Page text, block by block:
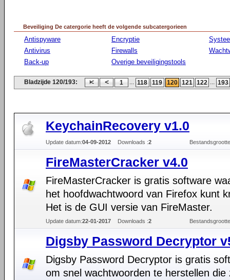
Beveiliging De catergorie heeft de volgende subcatergorieen
Antispyware
Antivirus
Back-up
Encryptie
Firewalls
Overige beveiligingstools
Bladzijde 120/193: 1 ... 118 119 120 121 122 ... 193
KeychainRecovery v1.0
Update datum:04-09-2012 Downloads :2
FireMasterCracker v4.0
FireMasterCracker is gratis software
het hoofdwachtwoord van Firefox kunt
Het is de GUI versie van FireMaster.
Update datum:22-01-2017 Downloads :2
Digsby Password Decryptor
Digsby Password Decryptor is gratis
om snel wachtwoorden te herstellen die